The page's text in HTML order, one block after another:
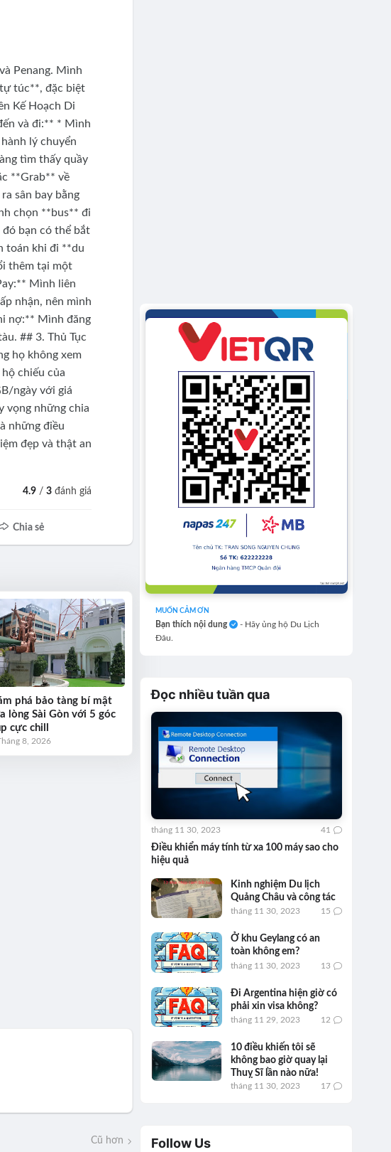
Penang. Mình
túc**, đặc biệt
Kế Hoạch Di
và đi:** * Mình
lý chuyển
tìm thấy quầy
**Grab** về
sân bay bằng
chọn **bus** đi
đó bạn có thể bắt
toán khi đi **du
thêm tại một
Mình liên
nhận, nên mình
nợ:** Mình đăng
## 3. Thủ Tục
họ không xem
chiếu của
ngày với giá
vọng những chia
những điều
đẹp và thật an
4.9 /3 đánh giá
Chia sẻ
phá bảo tàng bí mật
lòng Sài Gòn với 5 góc
cực chill
8, 2026
Cũ hơn
MUỐN CẢM ƠN
Bạn thích nội dung
- Hãy ủng hộ Du Lịch
Đâu.
Đọc nhiều tuần qua
Điều khiển máy tính từ xa 100 máy sao cho
hiệu quả
tháng 11 30, 2023 41
Kinh nghiệm Du lịch
Quảng Châu và công tác
tháng 11 30, 2023 15
Ở khu Geylang có an
toàn không em?
tháng 11 30, 2023 13
Đi Argentina hiện giờ có
phải xin visa không?
tháng 11 29, 2023 12
10 điều khiến tôi sẽ
không bao giờ quay lại
Thuỵ Sĩ lần nào nữa!
tháng 11 30, 2023 17
Follow Us